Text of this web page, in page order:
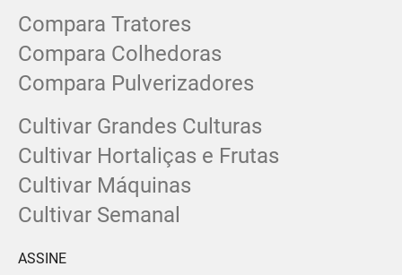
Compara Tratores
Compara Colhedoras
Compara Pulverizadores
Cultivar Grandes Culturas
Cultivar Hortaliças e Frutas
Cultivar Máquinas
Cultivar Semanal
ASSINE